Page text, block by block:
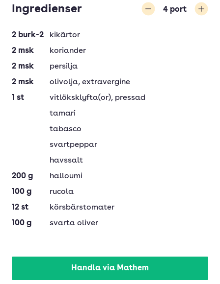
Ingredienser 4 port
2 burk-2
kikärtor
2 msk
koriander
2 msk
persilja
2 msk olivolja, extravergine
1 st vitlöksklyfta(or), pressad
tamari
tabasco
svartpeppar
havssalt
200 g
halloumi
100 g
rucola
12 st
körsbärstomater
100 g svarta oliver
Handla via Mathem